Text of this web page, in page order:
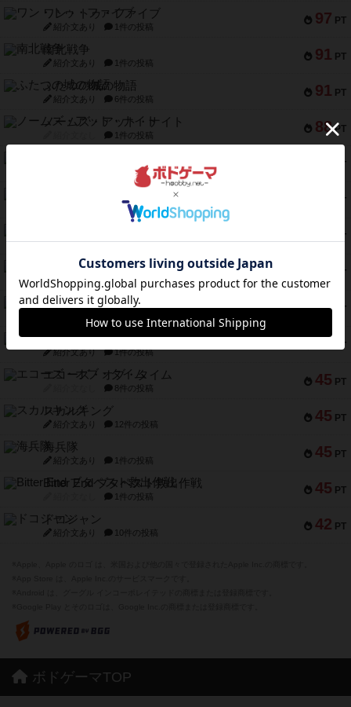
97 PT
ワン・トゥ・ファイブ
紹介文あり 1件の投稿
91 PT
南北戦争
紹介文あり 1件の投稿
91 PT
ふたつの城の物語
紹介文あり 6件の投稿
88 PT
ノームズ・アット・ナイト
1件の投稿
PT
6件の投稿
PT
2件の投稿
PT
紹介文なし 1件の投稿
PT
アンブッシュ！：ムーブアウト！
紹介文あり 1件の投稿
51 PT
キャプテン・フリップ：イスラ・ボンバ
PT
ガルフストライク
紹介文あり 1件の投稿
45 PT
エコーズ・オブ・タイム
8件の投稿
45 PT
スカルキング
紹介文あり 12件の投稿
45 PT
海兵隊
紹介文あり 1件の投稿
45 PT
Bitter End ブタペスト救出作戦
1件の投稿
42 PT
ドコジャン
紹介文あり 10件の投稿
ボドゲーマTOP